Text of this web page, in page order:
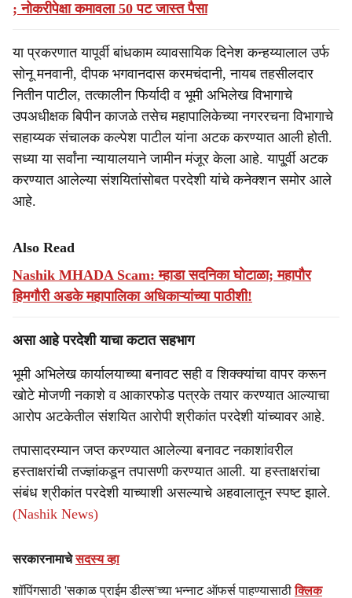
; नोकरीपेक्षा कमावला 50 पट जास्त पैसा
या प्रकरणात यापूर्वी बांधकाम व्यावसायिक दिनेश कन्हय्यालाल उर्फ
सोनू मनवानी, दीपक भगवानदास करमचंदानी, नायब तहसीलदार
नितीन पाटील, तत्कालीन फिर्यादी व भूमी अभिलेख विभागाचे
उपअधीक्षक बिपीन काजळे तसेच महापालिकेच्या नगररचना विभागाचे
सहाय्यक संचालक कल्पेश पाटील यांना अटक करण्यात आली होती.
सध्या या सर्वांना न्यायालयाने जामीन मंजूर केला आहे. यापू्र्वी अटक
करण्यात आलेल्या संशयितांसोबत परदेशी यांचे कनेक्शन समोर आले
आहे.
Also Read
Nashik MHADA Scam: म्हाडा सदनिका घोटाळा; महापौर
हिमगौरी अडके महापालिका अधिकाऱ्यांच्या पाठीशी!
असा आहे परदेशी याचा कटात सहभाग
भूमी अभिलेख कार्यालयाच्या बनावट सही व शिक्क्यांचा वापर करून
खोटे मोजणी नकाशे व आकारफोड पत्रके तयार करण्यात आल्याचा
आरोप अटकेतील संशयित आरोपी श्रीकांत परदेशी यांच्यावर आहे.
तपासादरम्यान जप्त करण्यात आलेल्या बनावट नकाशांवरील
हस्ताक्षरांची तज्ज्ञांकडून तपासणी करण्यात आली. या हस्ताक्षरांचा
संबंध श्रीकांत परदेशी याच्याशी असल्याचे अहवालातून स्पष्ट झाले.
(Nashik News)
सरकारनामाचेसदस्य व्हा
शॉपिंगसाठी 'सकाळ प्राईम डील्स'च्या भन्नाट ऑफर्स पाहण्यासाठीक्लिक